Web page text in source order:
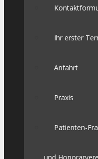
Ihr erster
Anfahrt
Praxis
Patienten-